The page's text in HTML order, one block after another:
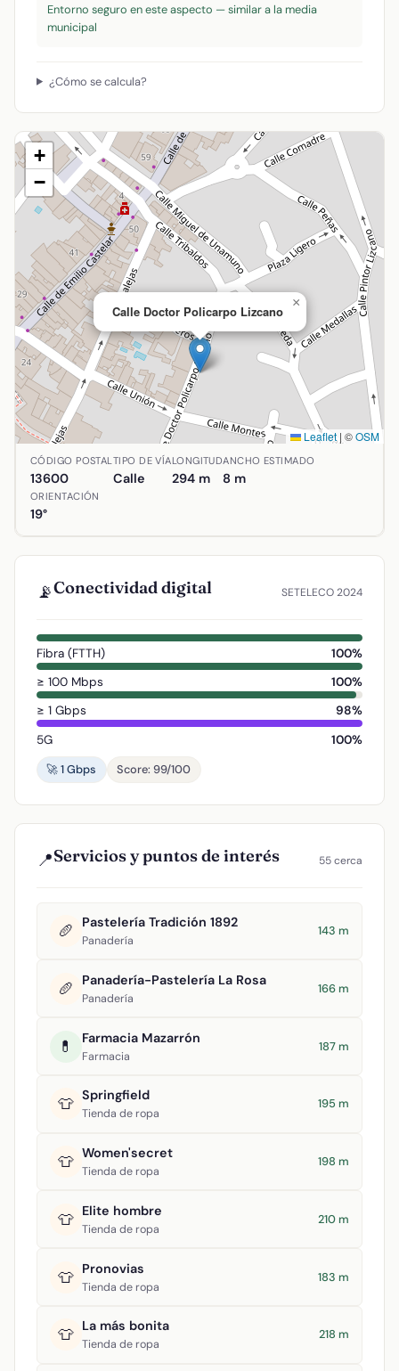
Entorno seguro en este aspecto — similar a la media
municipal
¿Cómo se calcula?
Calle Doctor Policarpo Lizcano
×
+
−
Leaflet | ©OSM
Ubicación de Calle Doctor Policarpo Lizcano en Alcázar
CÓDIGO POSTAL
13600
TIPO DE VÍA
Calle
LONGITUD
294 m
ANCHO ESTIMADO
8 m
ORIENTACIÓN
19°
📡Conectividad digital SETELECO 2024
Fibra (FTTH)
100%
≥ 100 Mbps
100%
≥ 1 Gbps
98%
5G
100%
🚀 1 Gbps
Score: 99/100
📍Servicios y puntos de interés 55 cerca
🥖 Pastelería Tradición 1892
Panadería
143 m
🥖 Panadería-Pastelería La Rosa
Panadería
166 m
💊 Farmacia Mazarrón
Farmacia
187 m
👕 Springfield
Tienda de ropa
195 m
👕 Women'secret
Tienda de ropa
198 m
👕 Elite hombre
Tienda de ropa
210 m
👕 Pronovias
Tienda de ropa
183 m
👕 La más bonita
Tienda de ropa
218 m